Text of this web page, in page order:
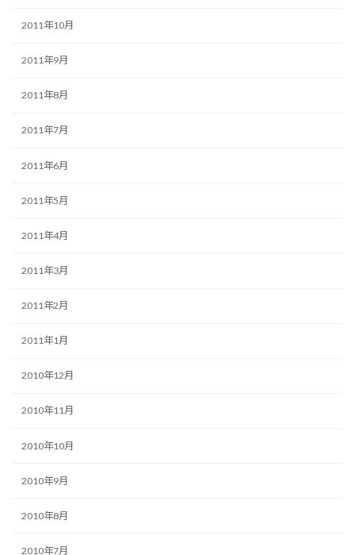
2011年10月
2011年9月
2011年8月
2011年7月
2011年6月
2011年5月
2011年4月
2011年3月
2011年2月
2011年1月
2010年12月
2010年11月
2010年10月
2010年9月
2010年8月
2010年7月